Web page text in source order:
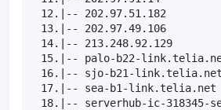
12.|-- 202.97.51.182
13.|-- 202.97.49.106
14.|-- 213.248.92.129
15.|-- palo-b22-
16.|-- sjo-b21-
17.|-- sea-b1-
18.|-- serverhub-ic-318345-